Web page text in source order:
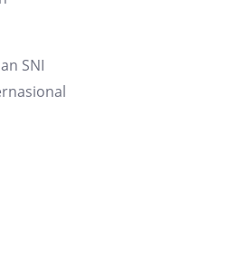
SNI